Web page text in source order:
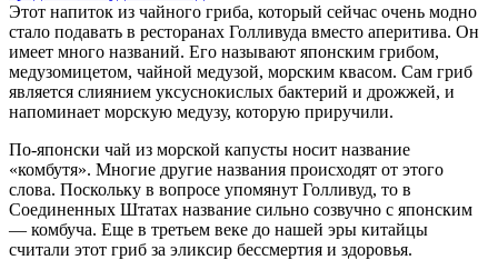
Этот напиток из чайного гриба, который сейчас очень модно
стало подавать в ресторанах Голливуда вместо аперитива. Он
имеет много названий. Его называют японским грибом,
медузомицетом, чайной медузой, морским квасом. Сам гриб
является слиянием уксуснокислых бактерий и дрожжей, и
напоминает морскую медузу, которую приручили.
По-японски чай из морской капусты носит название
«комбутя». Многие другие названия происходят от этого
слова. Поскольку в вопросе упомянут Голливуд, то в
Соединенных Штатах название сильно созвучно с японским
— комбуча. Еще в третьем веке до нашей эры китайцы
считали этот гриб за эликсир бессмертия и здоровья.